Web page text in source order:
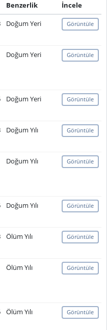
Benzerlik
İncele
Doğum Yeri Görüntüle
Doğum Yeri Görüntüle
Doğum Yeri Görüntüle
Doğum Yılı Görüntüle
Doğum Yılı Görüntüle
Doğum Yılı Görüntüle
Ölüm Yılı Görüntüle
Ölüm Yılı Görüntüle
Ölüm Yılı Görüntüle